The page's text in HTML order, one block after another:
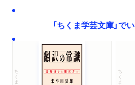
「ちくま学芸文庫」で
ちくま学芸文庫 ちくま学芸文庫